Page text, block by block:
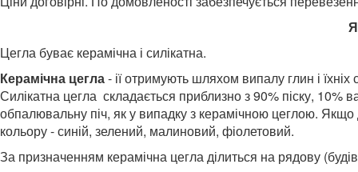
Цегла буває керамічна і силікатна.
Керамічна цегла- ії отримують шляхом випалу глин і їхніх
Силікатна цегла складається приблизно з 90% піску, 10%
обпалювальну піч, як у випадку з керамічною цеглою.
кольору - синій, зелений, малиновий, фіолетовий.
За призначенням керамічна цегла ділиться на рядову